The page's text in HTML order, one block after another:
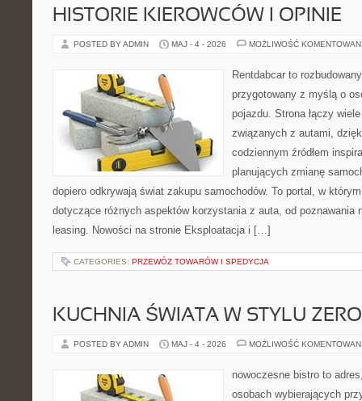
HISTORIE KIEROWCÓW I OPINIE
POSTED BY ADMIN MAJ - 4 - 2026 MOŻLIWOŚĆ
Rentdabcar to
przygotowany z myślą o
pojazdu. Strona łączy
związanych z autami,
codziennym źródłem
planujących zmianę
dopiero odkrywają świat zakupu samochodów. To portal, w
dotyczące różnych aspektów korzystania z auta, od poznawania
leasing. Nowości na stronie Eksploatacja i […]
CATEGORIES: PRZEWÓZ TOWARÓW I SPEDYCJA
KUCHNIA ŚWIATA W STYLU
POSTED BY ADMIN MAJ - 4 - 2026 MOŻLIWOŚĆ
nowoczesne bistro to
osobach wybierających